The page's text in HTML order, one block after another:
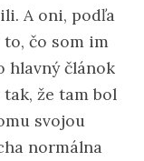
A oni, podľa
čo som im
hlavný článok
že tam bol
svojou
normálna